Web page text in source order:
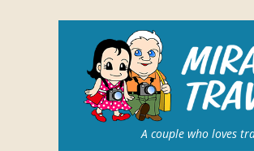
A couple who loves